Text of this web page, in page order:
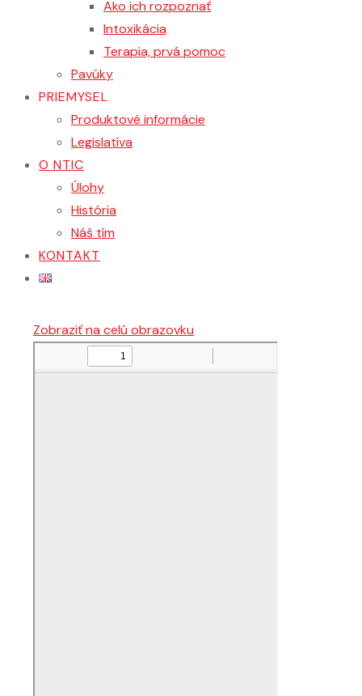
Ako ich rozpoznať
Intoxikácia
Terapia, prvá pomoc
Pavúky
PRIEMYSEL
Produktové informácie
Legislatíva
O NTIC
Úlohy
História
Náš tím
KONTAKT
Zobraziť na celú obrazovku